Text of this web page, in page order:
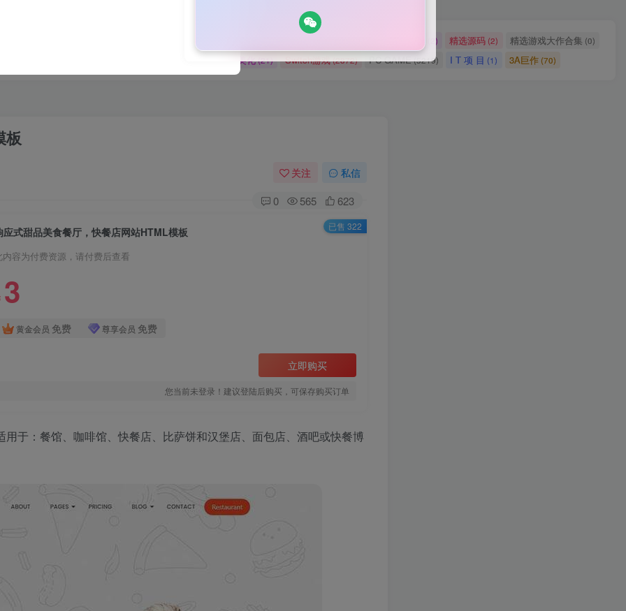
(2) 精选源码 (2) 精选游戏大作合集 (0)
Zibll美化(21) Switch游戏(2872) PC GAME(5219) I T 项 目 (1) 3A巨作(70)
板
关注 私信
0 565 623
应式甜品美食餐厅，快餐店网站HTML模板
内容为付费资源，请付费后查看
3
黄金会员 免费 尊享会员 免费
立即购买
您当前未登录！建议登陆后购买，可保存购买订单
已售 322
于：餐馆、咖啡馆、快餐店、比萨饼和汉堡店、面包店、酒吧或快餐博